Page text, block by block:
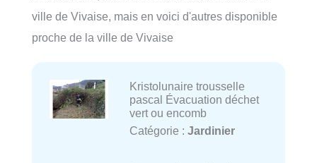
ville de Vivaise, mais en voici d'autres disponible
proche de la ville de Vivaise
Kristolunaire trousselle
pascal Évacuation déchet
vert ou encomb
Catégorie : Jardinier